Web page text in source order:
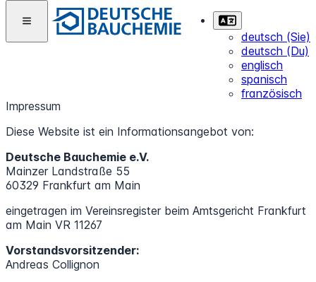
deutsch (Sie)
deutsch (Du)
englisch
spanisch
französisch
Impressum
Diese Website ist ein Informationsangebot von:
Deutsche Bauchemie e.V.
Mainzer Landstraße 55
60329 Frankfurt am Main
eingetragen im Vereinsregister beim Amtsgericht Frankfurt
am Main VR 11267
Vorstandsvorsitzender:
Andreas Collignon